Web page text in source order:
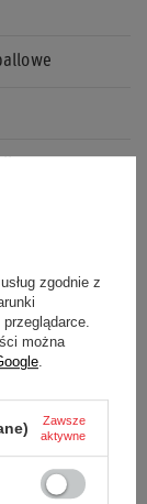
zgodnie z
można
Zawsze
aktywne